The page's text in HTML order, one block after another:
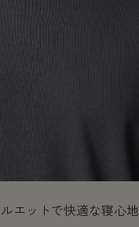
エットで快適な寝心地